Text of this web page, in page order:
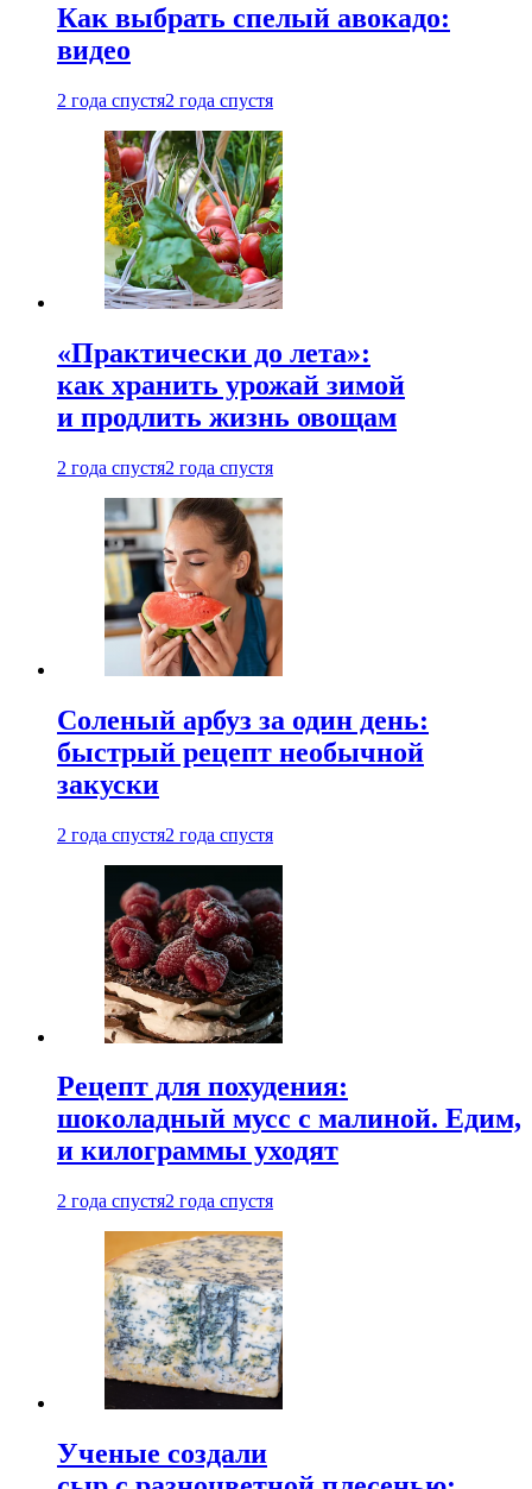
Как выбрать спелый авокадо:
видео
2 года спустя2 года спустя
«Практически до лета»:
как хранить урожай зимой
и продлить жизнь овощам
2 года спустя2 года спустя
Соленый арбуз за один день:
быстрый рецепт необычной
закуски
2 года спустя2 года спустя
Рецепт для похудения:
шоколадный мусс с малиной. Едим,
и килограммы уходят
2 года спустя2 года спустя
Ученые создали